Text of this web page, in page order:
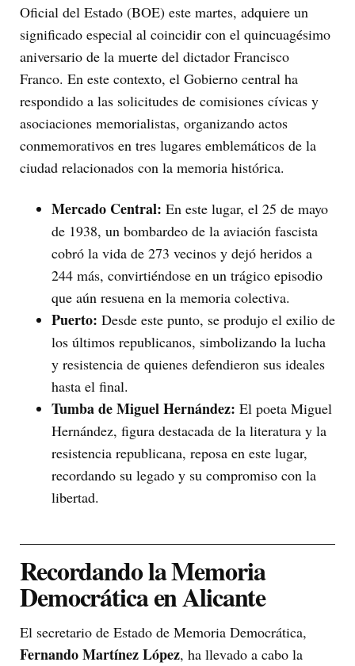
Oficial del Estado (BOE) este martes, adquiere un
significado especial al coincidir con el quincuagésimo
aniversario de la muerte del dictador Francisco
Franco. En este contexto, el Gobierno central ha
respondido a las solicitudes de comisiones cívicas y
asociaciones memorialistas, organizando actos
conmemorativos en tres lugares emblemáticos de la
ciudad relacionados con la memoria histórica.
Mercado Central: En este lugar, el 25 de mayo
de 1938, un bombardeo de la aviación fascista
cobró la vida de 273 vecinos y dejó heridos a
244 más, convirtiéndose en un trágico episodio
que aún resuena en la memoria colectiva.
Puerto: Desde este punto, se produjo el exilio de
los últimos republicanos, simbolizando la lucha
y resistencia de quienes defendieron sus ideales
hasta el final.
Tumba de Miguel Hernández: El poeta Miguel
Hernández, figura destacada de la literatura y la
resistencia republicana, reposa en este lugar,
recordando su legado y su compromiso con la
libertad.
Recordando la Memoria
Democrática en Alicante
El secretario de Estado de Memoria Democrática,
Fernando Martínez López, ha llevado a cabo la